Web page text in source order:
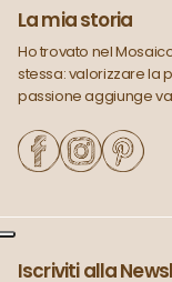
La mia storia
Ho trovato nel
stessa: valorizzare la
passione aggiunge
Iscriviti alla